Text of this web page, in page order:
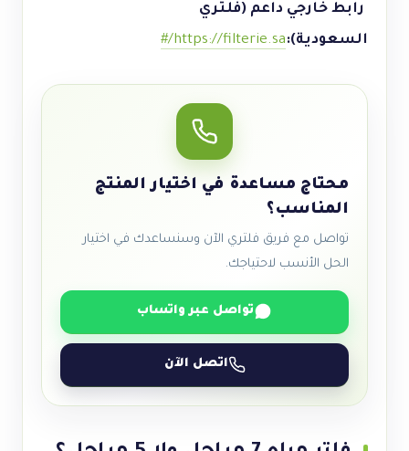
رابط خارجي داعم (فلتري
السعودية):https://filterie.sa/#
محتاج مساعدة في اختيار المنتج
المناسب؟
تواصل مع فريق فلتري الآن وسنساعدك في اختيار
الحل الأنسب لاحتياجك.
تواصل عبر واتساب
اتصل الآن